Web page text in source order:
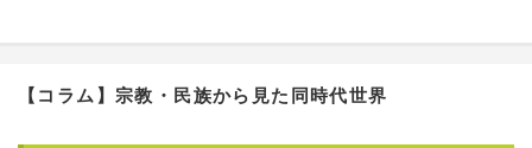
【コラム】 宗教・民族から見た同時代世界